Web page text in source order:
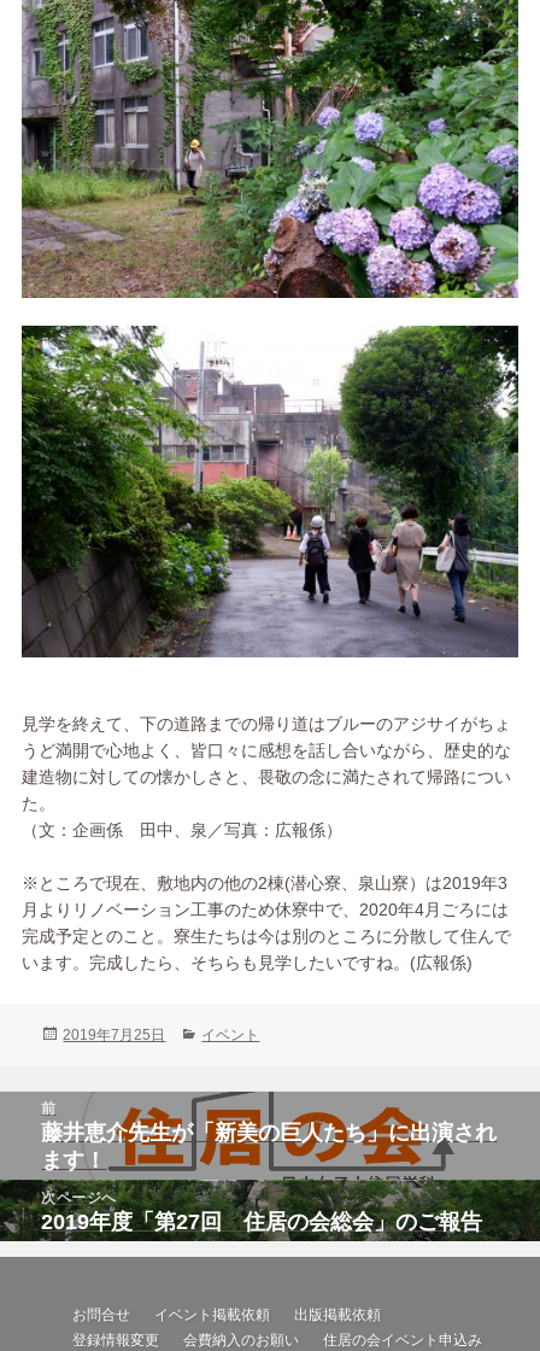
見学を終えて、下の道路までの帰り道はブルーのアジサイがちょ
うど満開で心地よく、皆口々に感想を話し合いながら、歴史的な
建造物に対しての懐かしさと、畏敬の念に満たされて帰路につい
た。
（文：企画係 田中、泉／写真：広報係）
※ところで現在、敷地内の他の2棟(潜心寮、泉山寮）は2019年3
月よりリノベーション工事のため休寮中で、2020年4月ごろには
完成予定とのこと。寮生たちは今は別のところに分散して住んで
います。完成したら、そちらも見学したいですね。(広報係)
投
2019年7月25日
カ
リ
ー
イベント
ー
シ
ョ
ン
前
前
の
投
稿:
藤井恵介先生が「新美の巨人たち」に出演され
ます！
次ページへ
次
の
2019年度「第27回 住居の会総会」のご報告
お問合せ イベント掲載依頼
出版掲載依頼
登録情報変更
会費納入のお願い 住居の会イベント申込み